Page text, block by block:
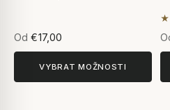
Od €17,00
VYBRAT MOŽNOSTI